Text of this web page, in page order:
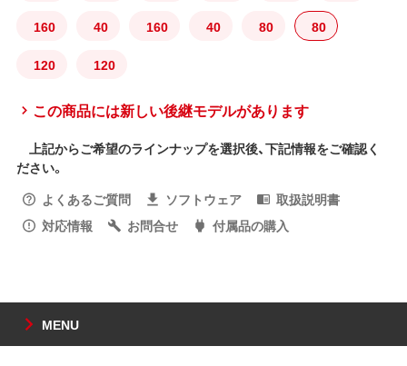
160 40 160 40 80 80
120 120
この商品には新しい後継モデルがあります
上記からご希望のラインナップを選択後、下記情報をご確認く
ださい。
よくあるご質問
ソフトウェア
取扱説明書
対応情報
お問合せ 付属品の購入
MENU